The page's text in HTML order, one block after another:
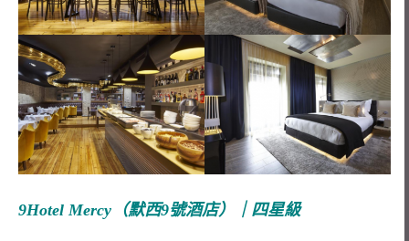
9Hotel Mercy （默西9號酒店）｜四星級